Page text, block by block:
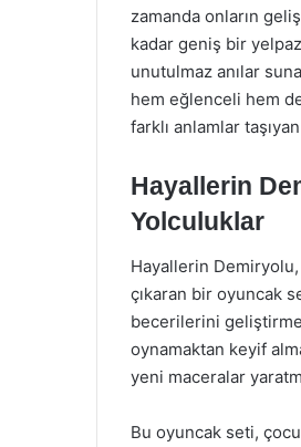
zamanda onların
kadar geniş bir
unutulmaz anılar
hem eğlenceli hem
farklı anlamlar
Hayallerin
Yolculuklar
Hayallerin
çıkaran bir oyuncak
becerilerini
oynamaktan keyif
yeni maceralar
Bu oyuncak seti,